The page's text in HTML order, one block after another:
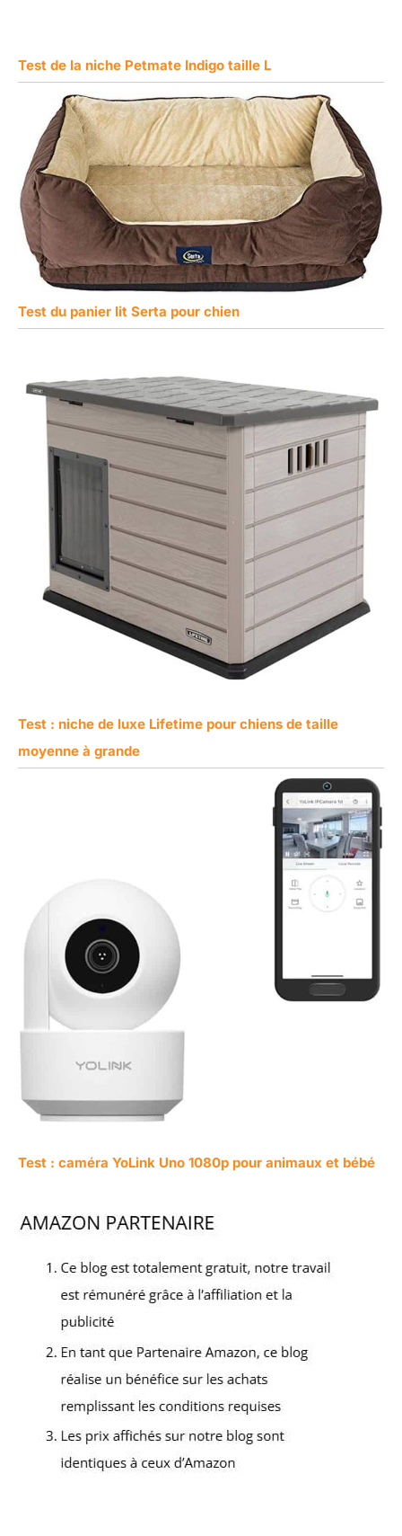
Test de la niche Petmate Indigo taille L
Test du panier lit Serta pour chien
Test : niche de luxe Lifetime pour chiens de taille
moyenne à grande
Test : caméra YoLink Uno 1080p pour animaux et bébé